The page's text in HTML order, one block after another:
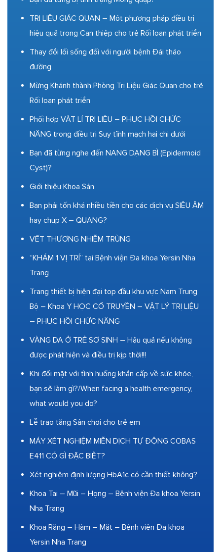
TRỊ LIỆU GIÁC QUAN – Một phương pháp điều trị
hiệu quả trong Can thiệp cho trẻ Rối loạn phát triển
Thay đổi lối sống đối với người bệnh Đái tháo
đường
Mừng Khánh thành Phòng Trị Liệu Giác Quan cho trẻ
Rối loạn phát triển
Phối hợp VẬT LÍ TRỊ LIỆU – PHỤC HỒI CHỨC
NĂNG trong điều trị Suy tĩnh mạch hai chi dưới
Bạn đã từng nghe đến NANG DẠNG BÌ (Epidermoid
Cyst)?
Giới thiệu Khoa Sản
Bạn phải tốn khá nhiều tiền cho các dịch vụ SIÊU ÂM
hay chụp X – QUANG?
VẾT THƯƠNG NHIỄM TRÙNG
“KHÁM 1 VỊ TRÍ” tại Bệnh viện Đa khoa Yersin Nha
Trang
Trang thiết bị hiện đại top đầu khu vực Nam Trung
Bộ – Khoa Y HỌC CỔ TRUYỀN – VẬT LÝ TRỊ LIỆU
– PHỤC HỒI CHỨC NĂNG
VÀNG DA Ở TRẺ SƠ SINH – Hậu quả nếu không
được phát hiện và điều trị kịp thời!!!
Khi đối mặt với tình huống khẩn cấp về sức khỏe,
bạn sẽ làm gì?/When facing a health emergency,
what would you do?
Lễ trao tặng Sân chơi cho trẻ em
MÁY XÉT NGHIỆM MIỄN DỊCH TỰ ĐỘNG COBAS
E411 CÓ GÌ ĐẶC BIỆT?
Xét nghiệm định lượng HbA1c có cần thiết không?
Khoa Tai – Mũi – Họng – Bệnh viện Đa khoa Yersin
Nha Trang
Khoa Răng – Hàm – Mặt – Bệnh viện Đa khoa
Yersin Nha Trang